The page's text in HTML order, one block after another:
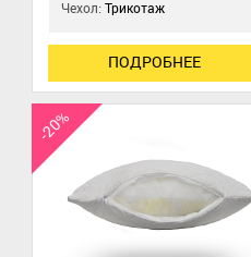
Чехол:Трикотаж
ПОДРОБНЕЕ
-20%